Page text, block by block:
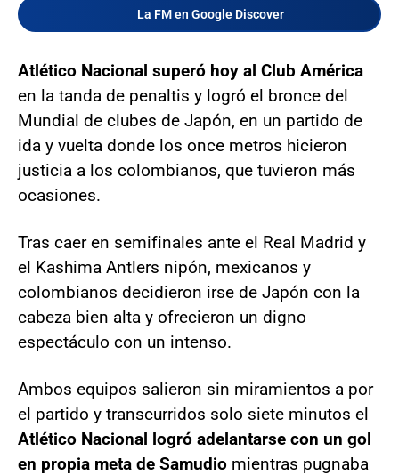
La FM en Google Discover
Atlético Nacional superó hoy al Club América
en la tanda de penaltis y logró el bronce del
Mundial de clubes de Japón, en un partido de
ida y vuelta donde los once metros hicieron
justicia a los colombianos, que tuvieron más
ocasiones.
Tras caer en semifinales ante el Real Madrid y
el Kashima Antlers nipón, mexicanos y
colombianos decidieron irse de Japón con la
cabeza bien alta y ofrecieron un digno
espectáculo con un intenso.
Ambos equipos salieron sin miramientos a por
el partido y transcurridos solo siete minutos el
Atlético Nacional logró adelantarse con un gol
en propia meta de Samudio mientras pugnaba